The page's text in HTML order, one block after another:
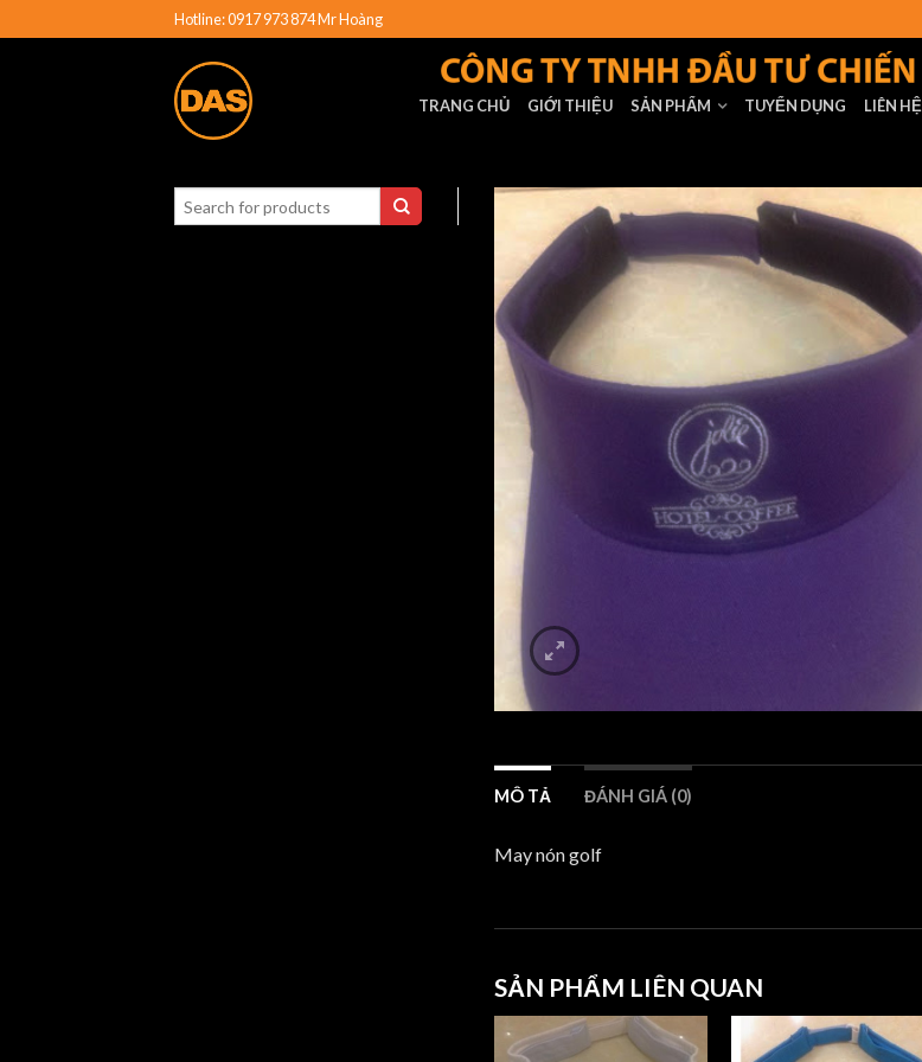
Hotline: 0917 973 874 Mr Hoàng
TRANG CHỦ GIỚI THIỆU SẢN PHẨM TUYỂN DỤNG LIÊN HỆ
MÔ TẢ ĐÁNH GIÁ (0)
May nón golf
SẢN PHẨM LIÊN QUAN